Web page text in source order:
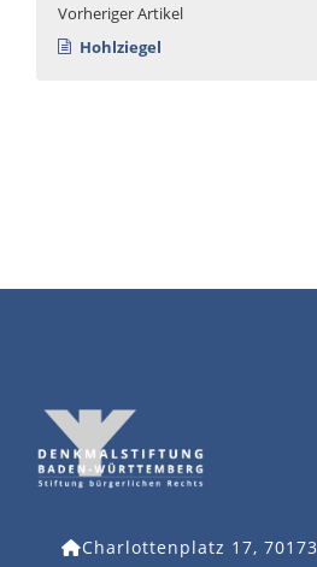
Vorheriger Artikel
Hohlziegel
Charlottenplatz 17, 70173